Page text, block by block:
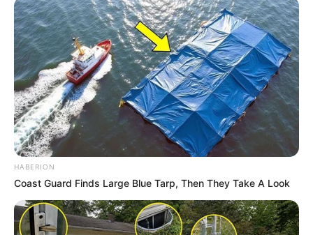
HABERION
Coast Guard Finds Large Blue Tarp, Then They Take A Look